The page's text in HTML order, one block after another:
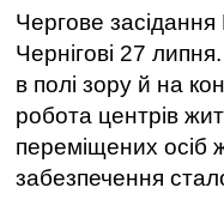
Чергове
Чернігові 27
в полі зору й на
робота центрів
переміщених осіб
забезпечення